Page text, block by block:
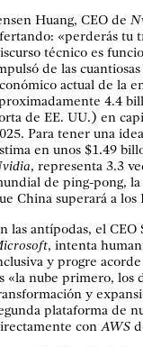
Huang, CEO de
«perderás tu
técnico es
de las
actual de la
4.4
de EE. UU.) en
Para tener una
en unos $1.49
, representa 3.3
de ping-pong,
China superará a los
las antípodas, el
, intenta
y progre
«la nube primero, los
y
plataforma de
con AWS